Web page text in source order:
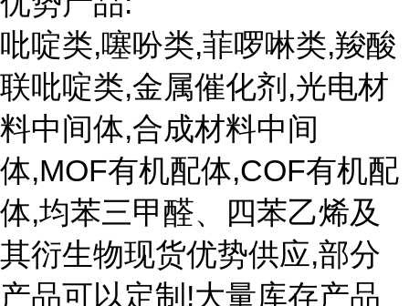
吡啶类,噻吩类,菲啰啉类,羧酸
联吡啶类,金属催化剂,光电材
料中间体,合成材料中间
体,MOF有机配体,COF有机配
体,均苯三甲醛、四苯乙烯及
其衍生物现货优势供应,部分
产品可以定制!大量库存产品